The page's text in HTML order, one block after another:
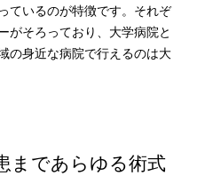
ているのが特徴です。それぞ
がそろっており、大学病院と
の身近な病院で行えるのは大
まであらゆる術式